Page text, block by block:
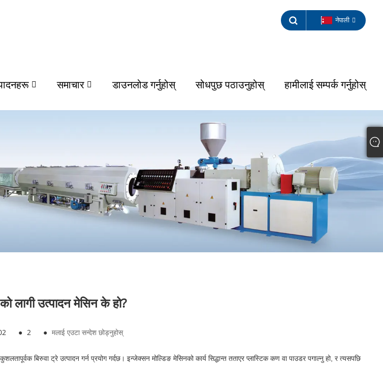
नेपाली
समाचार डाउनलोड गर्नुहोस् सोधपुछ पठाउनुहोस् हामीलाई सम्पर्क गर्नुहोस्
लागी उत्पादन मेसिन के हो?
● 2 ● मलाई एउटा सन्देश छोड्नुहोस्
बिरुवा ट्रे उत्पादन गर्न प्रयोग गर्दछ। इन्जेक्सन मोल्डिङ मेसिनको कार्य सिद्धान्त तताएर प्लास्टिक कण वा पाउडर पगाल्नु हो, र त्यसपछि